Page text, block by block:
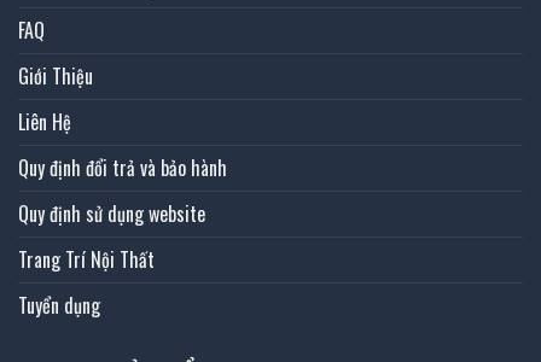
FAQ
Giới Thiệu
Liên Hệ
Quy định đổi trả và bảo hành
Quy định sử dụng website
Trang Trí Nội Thất
Tuyển dụng